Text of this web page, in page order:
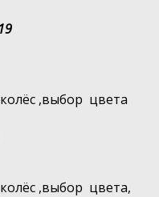
,выбор цвета
,выбор цвета,